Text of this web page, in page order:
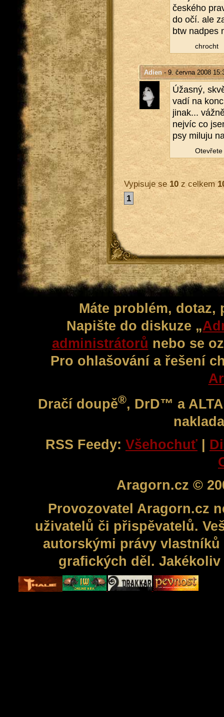
čes­ké­ho
do očí. ale
btw nad­pes
chrocht
Adien- 9. června 2008
Úžas­ný,
vadí na
jinak...
nej­víc co
psy mi­lu­ju
Vypisuje se10z celkem
1
Máte problém,
Napište do diskuze „
administrátorů nebo se
Pro ohlašování a řešení
Dračí doupě®, DrD™ a
RSS Feedy: Všehochuť |
Aragorn.cz ©
Provozovatel Aragorn.cz
uživatelů či přispěvatelů.
autorskými právy
grafických děl.